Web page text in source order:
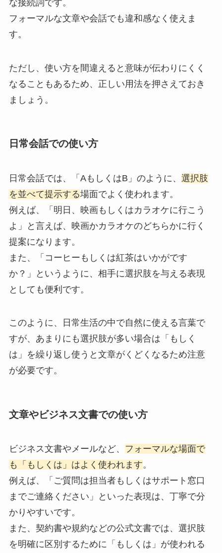
な接続詞です。
フォーマルな文章や会話でも違和感なく使えま
す。
ただし、使い方を間違えると意味が伝わりにくく
なることもあるため、正しい用法を押さえておき
ましょう。
日常会話での使い方
日常会話では、「AもしくはB」のように、 選択肢
を並べて提示する場面でよく使われます。
例えば、「明日、映画もしくはカラオケに行こう
よ」と言えば、映画かカラオケのどちらかに行く
提案になります。
また、「コーヒーもしくは紅茶はいかがです
か？」というように、相手に選択肢を与える表現
としても便利です。
このように、日常生活の中で自然に使える言葉で
すが、あまりにも選択肢が多い場合は「もしく
は」を繰り返し使うと文章がくどくなるため注意
が必要です。
文章やビジネス文書での使い方
ビジネス文書やメールなど、
フォーマルな場面で
も「もしくは」はよく使われます。
例えば、「ご質問は担当者もしくはサポート窓口
までご連絡ください」といった表現は、丁寧で分
かりやすいです。
また、契約書や規約などの公式文書では、選択肢
を明確に区別するために「もしくは」が使われる